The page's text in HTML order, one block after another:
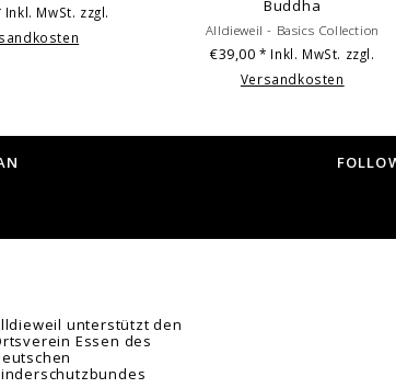
Inkl. MwSt. zzgl.
Buddha
Alldieweil - Basics Collection
€39,00* Inkl. MwSt. zzgl.
Versandkosten
unterstützt den
Essen des